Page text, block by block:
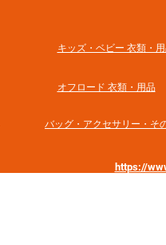
キッズ・ベビー 衣類・
オフロード 衣類・用品
バッグ・アクセサリー・そ
https://